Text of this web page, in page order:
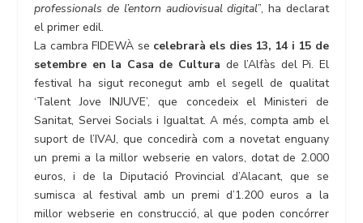
professionals de l’entorn audiovisual digital”, ha declarat
el primer edil.
La cambra FIDEWÀ se celebrarà els dies 13, 14 i 15 de
setembre en la Casa de Cultura de l’Alfàs del Pi. El
festival ha sigut reconegut amb el segell de qualitat
‘Talent Jove INJUVE’, que concedeix el Ministeri de
Sanitat, Servei Socials i Igualtat. A més, compta amb el
suport de l’IVAJ, que concedirà com a novetat enguany
un premi a la millor webserie en valors, dotat de 2.000
euros, i de la Diputació Provincial d’Alacant, que se
sumisca al festival amb un premi d’1.200 euros a la
millor webserie en construcció, al que poden concórrer